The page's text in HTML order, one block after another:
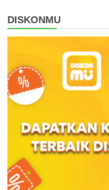
DISKONMU